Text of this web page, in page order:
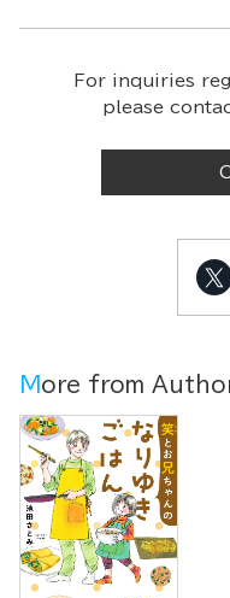
For inquiries
please
More from